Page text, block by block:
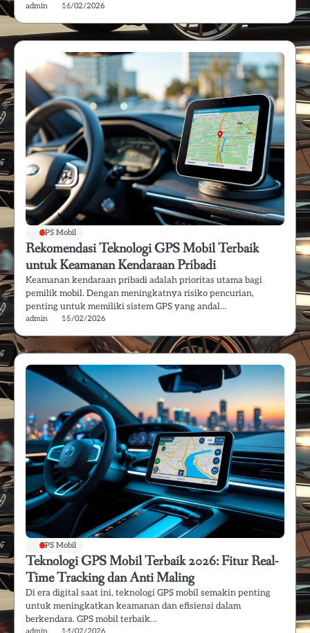
admin 16/02/2026
GPS Mobil
Rekomendasi Teknologi GPS Mobil Terbaik
untuk Keamanan Kendaraan Pribadi
Keamanan kendaraan pribadi adalah prioritas utama bagi
pemilik mobil. Dengan meningkatnya risiko pencurian,
penting untuk memiliki sistem GPS yang andal…
admin 15/02/2026
GPS Mobil
Teknologi GPS Mobil Terbaik 2026: Fitur Real-
Time Tracking dan Anti Maling
Di era digital saat ini, teknologi GPS mobil semakin penting
untuk meningkatkan keamanan dan efisiensi dalam
berkendara. GPS mobil terbaik…